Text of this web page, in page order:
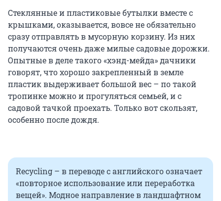
Стеклянные и пластиковые бутылки вместе с
крышками, оказывается, вовсе не обязательно
сразу отправлять в мусорную корзину. Из них
получаются очень даже милые садовые дорожки.
Опытные в деле такого «хэнд-мейда» дачники
говорят, что хорошо закрепленный в земле
пластик выдерживает большой вес – по такой
тропинке можно и прогуляться семьей, и с
садовой тачкой проехать. Только вот скользят,
особенно после дождя.
Recycling – в переводе с английского означает
«повторное использование или переработка
вещей». Модное направление в ландшафтном